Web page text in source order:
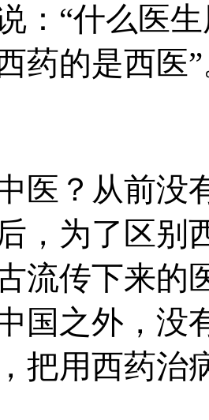
：“什么医
药的是西医
医？从前没
，为了区别
流传下来的
国之外，没
把用西药治